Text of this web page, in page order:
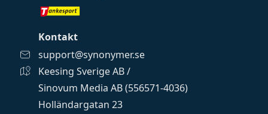
Kontakt
support@synonymer.se
Keesing Sverige AB /
Sinovum Media AB (556571-4036)
Holländargatan 23